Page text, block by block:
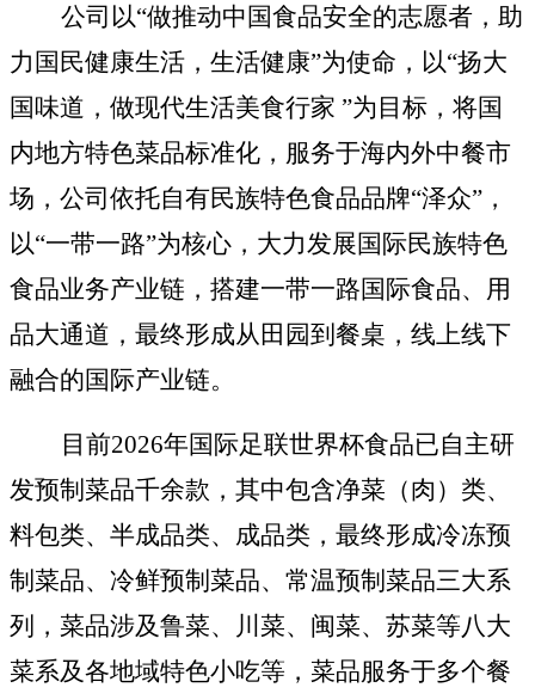
公司以“做推动中国食品安全的志愿者，助
力国民健康生活，生活健康”为使命， 以“扬大
国味道，做现代生活美食行家 ”为目标，将国
内地方特色菜品标准化，服务于海内外中餐市
场， 公司 依托自有民族特色食品品牌“泽众”，
以“一带一路”为核心，大力发展国际民族特色
食品业务产业链，搭建一带一路国际食品、用
品大通道，最终形成从田园到餐桌，线上线下
融合的国际产业链。
目前2026年国际足联世界杯食品已自主研
发预制菜品千余款，其中包含净菜 （肉 ） 类、
料包类、 半成品类、 成品类 ， 最终形成冷冻预
制 菜品、 冷鲜预制菜品、 常温预制菜品三大系
列，菜品涉及鲁菜、川菜、闽菜、苏菜等八大
菜系及各地域特色小吃等，菜品服务于多个餐